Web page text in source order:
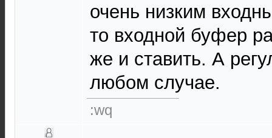
очень низким
то входной буфер
же и ставить. А
любом случае.
:wq